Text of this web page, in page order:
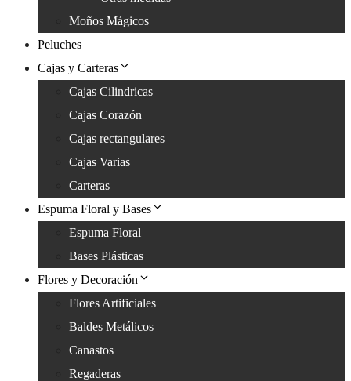
Moños Mágicos
Peluches
Cajas y Carteras
Cajas Cilindricas
Cajas Corazón
Cajas rectangulares
Cajas Varias
Carteras
Espuma Floral y Bases
Espuma Floral
Bases Plásticas
Flores y Decoración
Flores Artificiales
Baldes Metálicos
Canastos
Regaderas